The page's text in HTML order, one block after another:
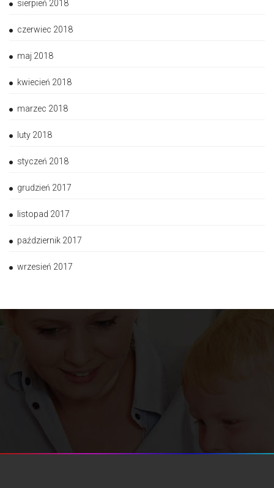
sierpień 2018
czerwiec 2018
maj 2018
kwiecień 2018
marzec 2018
luty 2018
styczeń 2018
grudzień 2017
listopad 2017
październik 2017
wrzesień 2017